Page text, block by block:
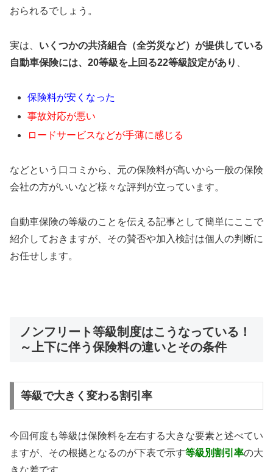
おられるでしょう。
実は、 いくつかの共済組合（全労災など）が提供している
自動車保険には、20等級を上回る22等級設定があり
保険料が安くなった
事故対応が悪い
ロードサービスなどが手薄に感じる
などという口コミから、元の保険料が高いから一般の保険
会社の方がいいなど様々な評判が立っています。
自動車保険の等級のことを伝える記事として簡単にここで
紹介しておきますが、その賛否や加入検討は個人の判断に
お任せします。
ノンフリート等級制度はこうなっている！
～上下に伴う保険料の違いとその条件
等級で大きく変わる割引率
今回何度も等級は保険料を左右する大きな要素と述べてい
ますが、その根拠となるのが下表で示す等級別割引率の大
きな差です。